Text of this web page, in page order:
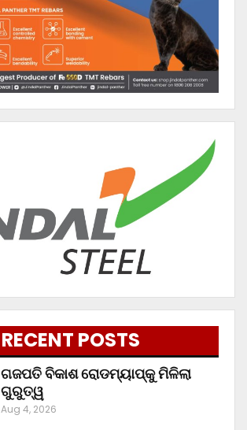
RECENT POSTS
ଗଜପତି ବିକାଶ ରୋଡମ୍ୟାପ୍‌କୁ ମିଳିଲା
ଗୁରୁତ୍ୱ
Aug 4, 2026